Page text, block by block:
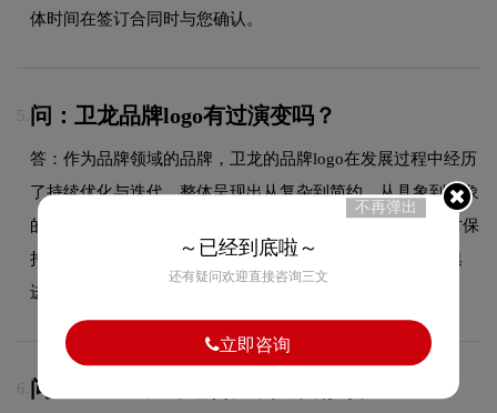
体时间在签订合同时与您确认。
5. 问：卫龙品牌logo有过演变吗？
答：作为品牌领域的品牌，卫龙的品牌logo在发展过程中经历
了持续优化与迭代，整体呈现出从复杂到简约、从具象到抽象
的现代化演变趋势。每一次更新都紧跟时代审美潮流，同时保
持品牌核心识别元素的延续性，使品牌视觉形象始终与时俱
进，历久弥新。
6. 问：LOGO设计包含几次免费修改？
不再弹出
～已经到底啦～
还有疑问欢迎直接咨询三文
立即咨询